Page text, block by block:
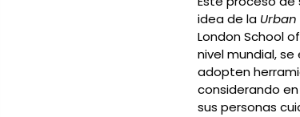
idea de la
London School
nivel mundial,
adopten
considerando
sus personas